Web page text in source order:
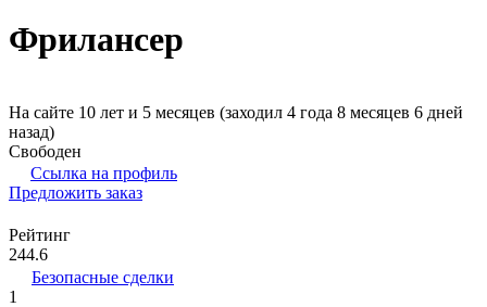
Фрилансер
На сайте 10 лет и 5 месяцев (заходил 4 года 8 месяцев 6 дней
назад)
Свободен
Ссылка на профиль
Предложить заказ
Рейтинг
244.6
Безопасные сделки
1